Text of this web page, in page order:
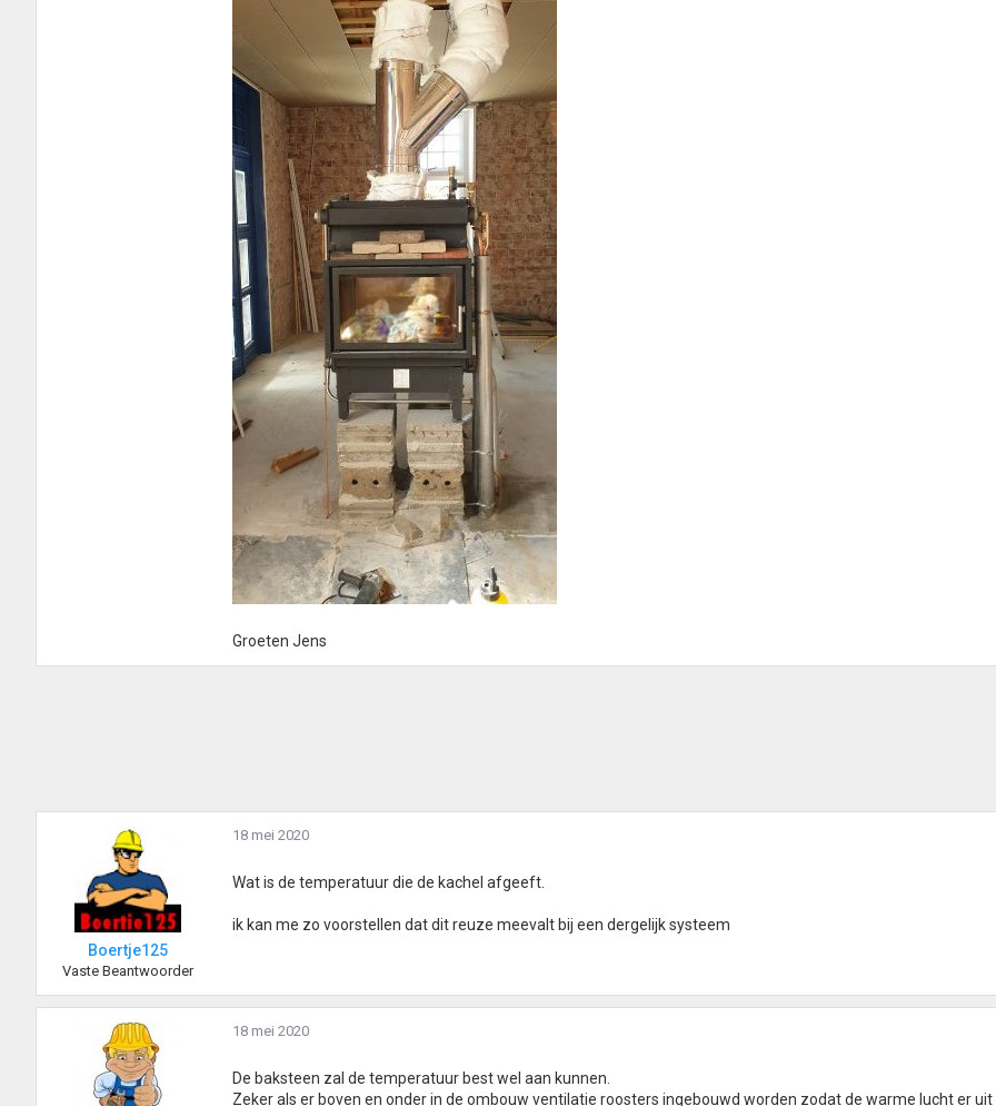
Groeten Jens
Boertje125
Vaste Beantwoorder
18 mei 2020
Wat is de temperatuur die de kachel afgeeft.
ik kan me zo voorstellen dat dit reuze meevalt bij een dergelijk systeem
18 mei 2020
De baksteen zal de temperatuur best wel aan kunnen.
Zeker als er boven en onder in de ombouw ventilatie roosters ingebouwd worden zodat de warme lucht er uit